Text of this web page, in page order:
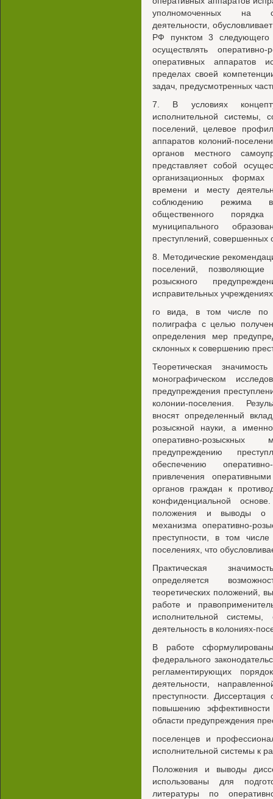
уполномоченных на
деятельности,
РФ пунктом 3 следующего
осуществлять
оперативных аппаратов
пределах своей
задач, предусмотренных
7. В условиях
исполнительной системы,
поселений, целевое
аппаратов колоний-
органов местного
представляет собой
организационных
времени и месту
соблюдению режима в
общественного
муниципального
преступлений,
8. Методические
поселений, позволяющие
розыскного
исправительных
го вида, в том числе по
полиграфа с целью
определения мер
склонных к совершению
Теоретическая
монографическом
предупреждения
колонии-поселения.
вносят определенный
розыскной науки, а
оперативно-розыскных
предупреждению
обеспечению
привлечения
органов граждан к
конфиденциальной
положения и выводы о
механизма оперативно-
преступности, в том
поселениях, что
Практическая
определяется
теоретических положений,
работе и
исполнительной системы,
деятельность в колониях-
В работе
федерального
регламентирующих
деятельности,
преступности.
повышению
области предупреждения
поселенцев и
исполнительной системы к
Положения и выводы
использованы для
литературы по